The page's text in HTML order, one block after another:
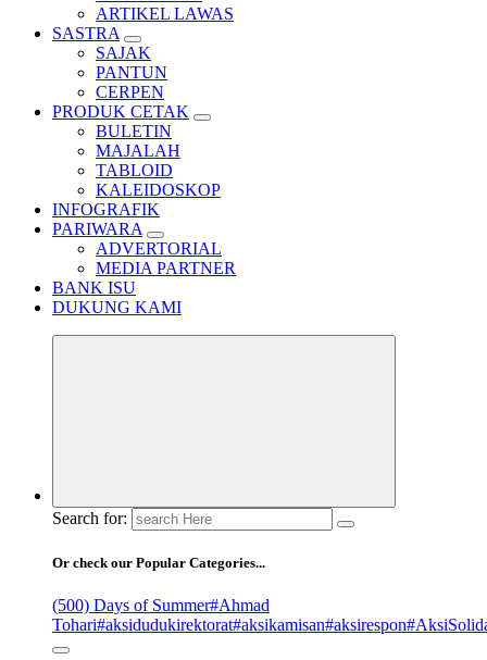
ARTIKEL LAWAS
SASTRA
SAJAK
PANTUN
CERPEN
PRODUK CETAK
BULETIN
MAJALAH
TABLOID
KALEIDOSKOP
INFOGRAFIK
PARIWARA
ADVERTORIAL
MEDIA PARTNER
BANK ISU
DUKUNG KAMI
Search for:
Or check our Popular Categories...
(500) Days of Summer#Ahmad
Tohari#aksidudukirektorat#aksikamisan#aksirespon